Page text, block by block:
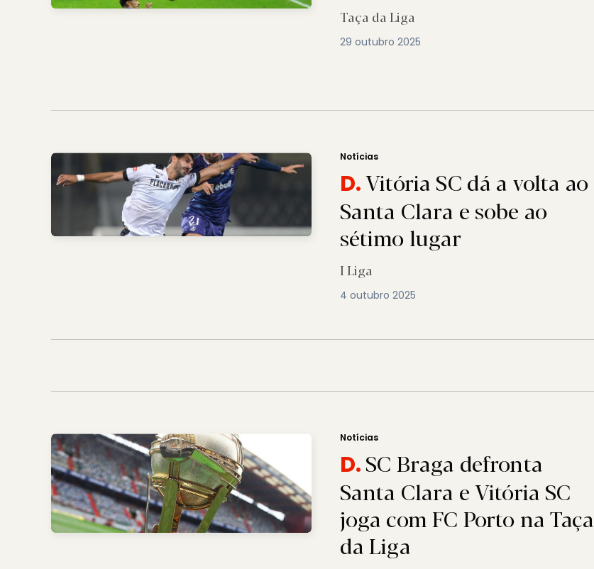
Taça da Liga
29 outubro 2025
Notícias
D.Vitória SC dá a volta ao
Santa Clara e sobe ao
sétimo lugar
I Liga
4 outubro 2025
Notícias
D.SC Braga defronta
Santa Clara e Vitória SC
joga com FC Porto na Taça
da Liga